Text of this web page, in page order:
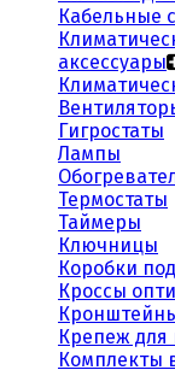
Кабельные
аксессуары
Гигростаты
Лампы
Термостаты
Таймеры
Ключницы
Коробки
Кроссы
Крепеж для
Комплекты